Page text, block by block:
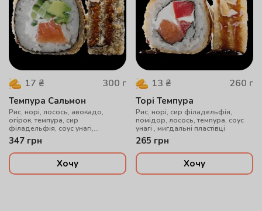
17 ₴ 300 г
Темпура Сальмон
Рис, норі, лосось, авокадо,
огірок, темпура, сир
філадельфія, соус унагі,
мигдальні пластівці
347 грн
Хочу
13 ₴ 260 г
Торі Темпура
Рис, норі, сир філадельфія,
помідор, лосось, темпура, соус
унагі , мигдальні пластівці
265 грн
Хочу